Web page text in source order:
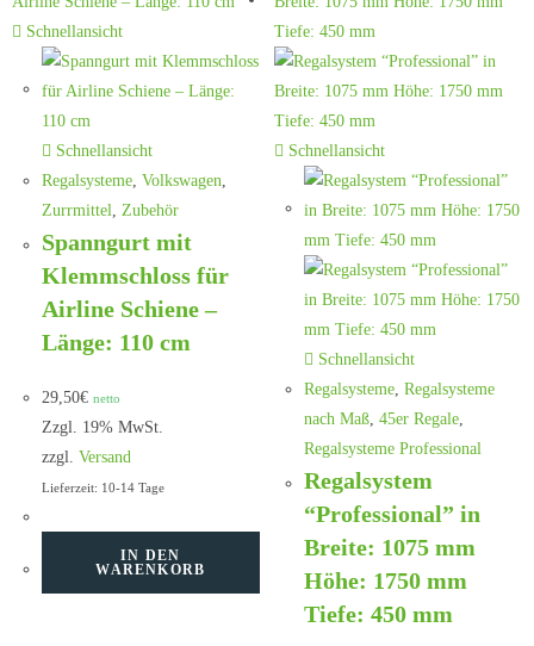
Schnellansicht
Schnellansicht
Regalsysteme Volkswagen
Zurrmittel
Zubehör
Spanngurt mit
Klemmschloss für
Airline Schiene –
Länge: 110 cm
29,50€ netto
Zzgl. 19% MwSt.
zzgl. Versand
Lieferzeit: 10-14 Tage
IN DEN
WARENKORB
Schnellansicht
Schnellansicht
Regalsysteme ,Regalsysteme
nach Maß ,45er Regale
Regalsysteme Professional
Regalsystem
“Professional” in
Breite: 1075 mm
Höhe: 1750 mm
Tiefe: 450 mm